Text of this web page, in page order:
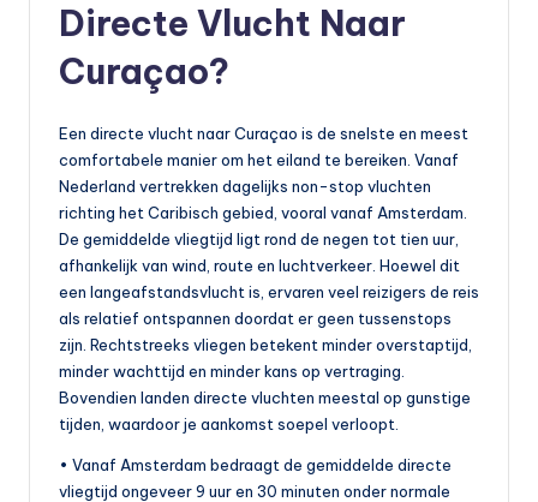
p
b
Directe Vlucht Naar
Curaçao?
Een directe vlucht naar Curaçao is de snelste en meest
comfortabele manier om het eiland te bereiken. Vanaf
Nederland vertrekken dagelijks non-stop vluchten
richting het Caribisch gebied, vooral vanaf Amsterdam.
De gemiddelde vliegtijd ligt rond de negen tot tien uur,
afhankelijk van wind, route en luchtverkeer. Hoewel dit
een langeafstandsvlucht is, ervaren veel reizigers de reis
als relatief ontspannen doordat er geen tussenstops
zijn. Rechtstreeks vliegen betekent minder overstaptijd,
minder wachttijd en minder kans op vertraging.
Bovendien landen directe vluchten meestal op gunstige
tijden, waardoor je aankomst soepel verloopt.
• Vanaf Amsterdam bedraagt de gemiddelde directe
vliegtijd ongeveer 9 uur en 30 minuten onder normale